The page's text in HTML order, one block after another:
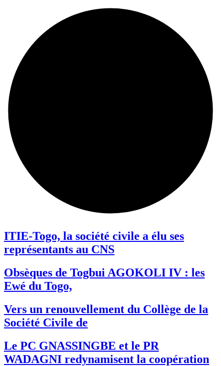
ITIE-Togo, la société civile a élu ses
représentants au CNS
Obsèques de Togbui AGOKOLI IV : les
Ewé du Togo,
Vers un renouvellement du Collège de la
Société Civile de
Le PC GNASSINGBE et le PR
WADAGNI redynamisent la coopération